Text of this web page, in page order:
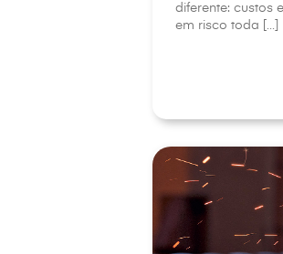
diferente: custos
em risco toda […]